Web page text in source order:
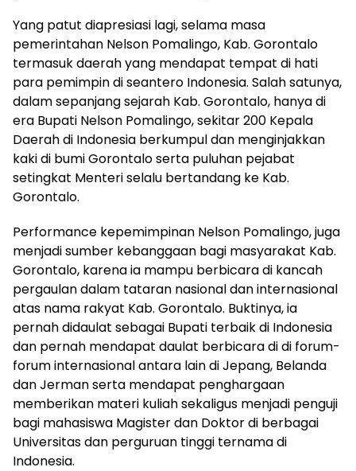
Yang patut diapresiasi lagi, selama masa
pemerintahan Nelson Pomalingo, Kab. Gorontalo
termasuk daerah yang mendapat tempat di hati
para pemimpin di seantero Indonesia. Salah satunya,
dalam sepanjang sejarah Kab. Gorontalo, hanya di
era Bupati Nelson Pomalingo, sekitar 200 Kepala
Daerah di Indonesia berkumpul dan menginjakkan
kaki di bumi Gorontalo serta puluhan pejabat
setingkat Menteri selalu bertandang ke Kab.
Gorontalo.
Performance kepemimpinan Nelson Pomalingo, juga
menjadi sumber kebanggaan bagi masyarakat Kab.
Gorontalo, karena ia mampu berbicara di kancah
pergaulan dalam tataran nasional dan internasional
atas nama rakyat Kab. Gorontalo. Buktinya, ia
pernah didaulat sebagai Bupati terbaik di Indonesia
dan pernah mendapat daulat berbicara di di forum-
forum internasional antara lain di Jepang, Belanda
dan Jerman serta mendapat penghargaan
memberikan materi kuliah sekaligus menjadi penguji
bagi mahasiswa Magister dan Doktor di berbagai
Universitas dan perguruan tinggi ternama di
Indonesia.